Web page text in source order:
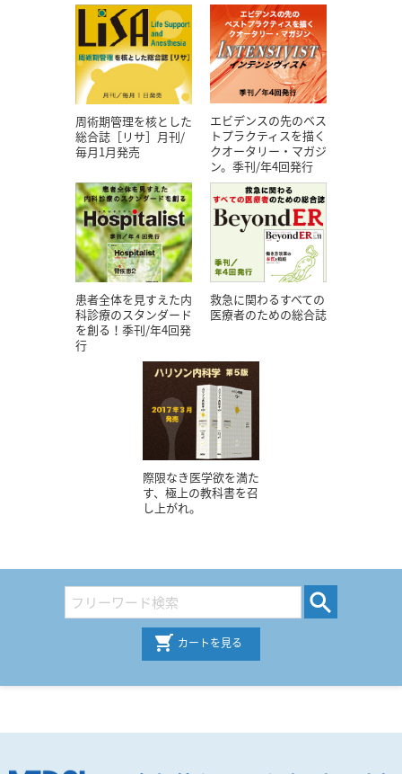
周術期管理を核とした
総合誌［リサ］月刊/
毎月1月発売
エビデンスの先のベス
トプラクティスを描く
クオータリー・マガジ
ン。季刊/年4回発行
患者全体を見すえた内
科診療のスタンダード
を創る！季刊/年4回発
行
救急に関わるすべての
医療者のための総合誌
際限なき医学欲を満た
す、極上の教科書を召
し上がれ。
カートを見る